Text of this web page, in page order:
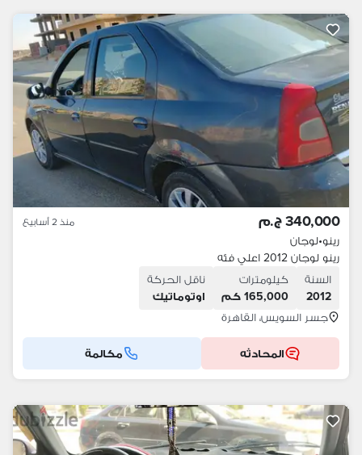
340,000 ج.م منذ 2 أسابيع
رينو•لوجان
رينو لوجان 2012 اعلي فئه
السنة
2012
كيلومترات
165,000 كم
ناقل الحركة
اوتوماتيك
جسر السويس، القاهرة
المحادثه مكالمة